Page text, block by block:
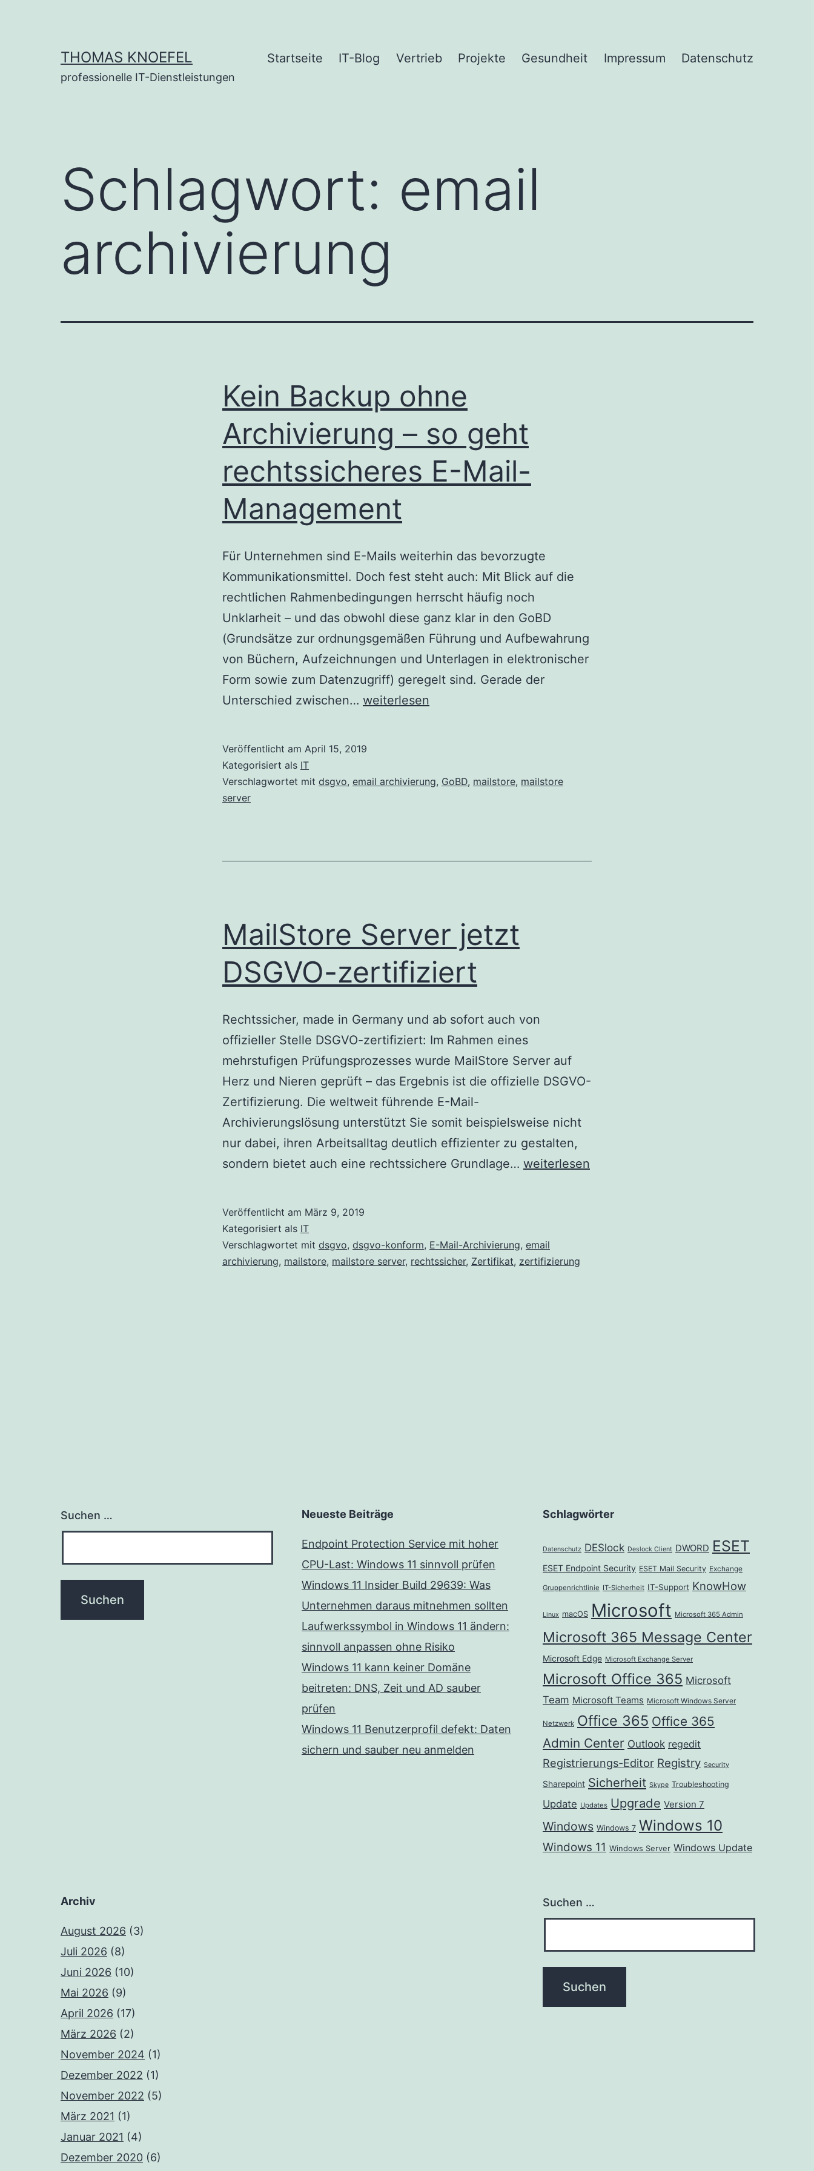
THOMAS KNOEFEL
professionelle IT-Dienstleistungen
Startseite IT-Blog Vertrieb Projekte Gesundheit Impressum Datenschutz
Schlagwort: email
archivierung
Kein Backup ohne
Archivierung – so geht
rechtssicheres E-Mail-
Management
Für Unternehmen sind E-Mails weiterhin das bevorzugte
Kommunikationsmittel. Doch fest steht auch: Mit Blick auf die
rechtlichen Rahmenbedingungen herrscht häufig noch
Unklarheit – und das obwohl diese ganz klar in den GoBD
(Grundsätze zur ordnungsgemäßen Führung und Aufbewahrung
von Büchern, Aufzeichnungen und Unterlagen in elektronischer
Form sowie zum Datenzugriff) geregelt sind. Gerade der
Unterschied zwischen… Kein
–
E-
weiterlesen
Veröffentlicht am April 15, 2019
Kategorisiert als IT
Verschlagwortet mit dsgvo, email archivierung, GoBD, mailstore, mailstore
server
MailStore Server jetzt
DSGVO-zertifiziert
Rechtssicher, made in Germany und ab sofort auch von
offizieller Stelle DSGVO-zertifiziert: Im Rahmen eines
mehrstufigen Prüfungsprozesses wurde MailStore Server auf
Herz und Nieren geprüft – das Ergebnis ist die offizielle DSGVO-
Zertifizierung. Die weltweit führende E-Mail-
Archivierungslösung unterstützt Sie somit beispielsweise nicht
nur dabei, ihren Arbeitsalltag deutlich effizienter zu gestalten,
sondern bietet auch eine rechtssichere Grundlage… MailStore
zertifiziert
weiterlesen
Veröffentlicht am März 9, 2019
Kategorisiert als IT
Verschlagwortet mit dsgvo, dsgvo-konform, E-Mail-Archivierung, email
archivierung, mailstore, mailstore server, rechtssicher, Zertifikat, zertifizierung
Suchen … Neueste Beiträge
Endpoint Protection Service mit hoher
CPU-Last: Windows 11 sinnvoll prüfen
Windows 11 Insider Build 29639: Was
Unternehmen daraus mitnehmen sollten
Laufwerkssymbol in Windows 11 ändern:
sinnvoll anpassen ohne Risiko
Windows 11 kann keiner Domäne
beitreten: DNS, Zeit und AD sauber
prüfen
Windows 11 Benutzerprofil defekt: Daten
sichern und sauber neu anmelden
Schlagwörter
Datenschutz DESlock Deslock Client DWORD ESET
ESET Endpoint Security ESET Mail Security Exchange
Gruppenrichtlinie IT-Sicherheit IT-Support KnowHow
Linux macOS Microsoft Microsoft 365 Admin
Microsoft 365 Message Center
Microsoft Edge Microsoft Exchange Server
Microsoft Office 365 Microsoft
Team Microsoft Teams Microsoft Windows Server
Netzwerk Office 365 Office 365
Admin Center Outlook regedit
Registrierungs-Editor Registry Security
Sharepoint Sicherheit Skype Troubleshooting
Update Updates Upgrade Version 7
Windows Windows 7 Windows 10
Windows 11 Windows Server Windows Update
Archiv
August 2026 (3)
Juli 2026 (8)
Juni 2026 (10)
Mai 2026 (9)
April 2026 (17)
März 2026 (2)
November 2024 (1)
Dezember 2022 (1)
November 2022 (5)
März 2021 (1)
Januar 2021 (4)
Dezember 2020 (6)
Suchen …